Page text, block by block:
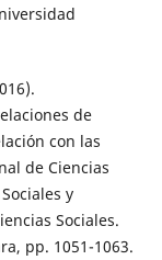
de
con las
de Ciencias
y
Sociales.
pp. 1051-1063.